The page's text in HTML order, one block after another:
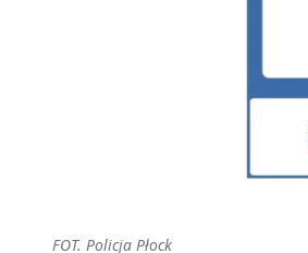
FOT. Policja Płock